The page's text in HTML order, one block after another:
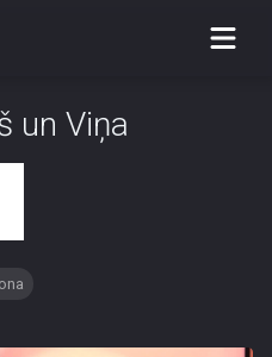
un Viņa